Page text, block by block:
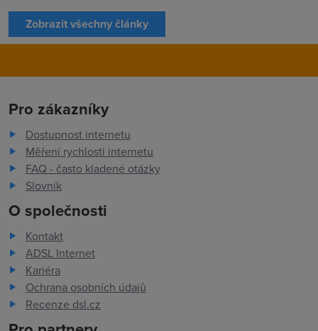
Zobrazit všechny články
Pro zákazníky
Dostupnost internetu
Měření rychlosti internetu
FAQ - často kladené otázky
Slovník
O společnosti
Kontakt
ADSL Internet
Kariéra
Ochrana osobních údajů
Recenze dsl.cz